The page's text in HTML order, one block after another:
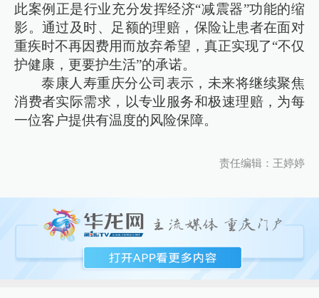
此案例正是行业充分发挥经济“减震器”功能的缩
影。通过及时、足额的理赔，保险让患者在面对
重疾时不再因费用而放弃希望，真正实现了“不仅
护健康，更要护生活”的承诺。
泰康人寿重庆分公司表示，未来将继续聚焦
消费者实际需求，以专业服务和极速理赔，为每
一位客户提供有温度的风险保障。
责任编辑：王婷婷